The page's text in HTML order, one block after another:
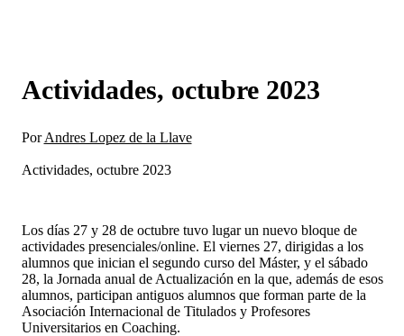
Actividades, octubre 2023
PorAndres Lopez de la Llave
Actividades, octubre 2023
Los días 27 y 28 de octubre tuvo lugar un nuevo bloque de
actividades presenciales/online. El viernes 27, dirigidas a los
alumnos que inician el segundo curso del Máster, y el sábado
28, la Jornada anual de Actualización en la que, además de esos
alumnos, participan antiguos alumnos que forman parte de la
Asociación Internacional de Titulados y Profesores
Universitarios en Coaching.